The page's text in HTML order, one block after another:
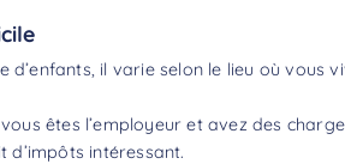
il varie selon le lieu où vous
êtes l’employeur et avez des
d’impôts intéressant.